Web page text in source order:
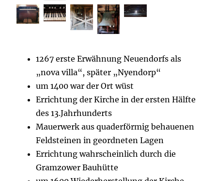
1267 erste Erwähnung Neuendorfs als
„nova villa“, später „Nyendorp“
um 1400 war der Ort wüst
Errichtung der Kirche in der ersten Hälfte
des 13.Jahrhunderts
Mauerwerk aus quaderförmig behauenen
Feldsteinen in geordneten Lagen
Errichtung wahrscheinlich durch die
Gramzower Bauhütte